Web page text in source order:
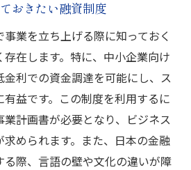
おきたい融資制度
業を立ち上げる際に知っておく
在します。特に、中小企業向け
利での資金調達を可能にし、ス
益です。この制度を利用するに
計画書が必要となり、ビジネス
められます。また、日本の金融
際、言語の壁や文化の違いが障